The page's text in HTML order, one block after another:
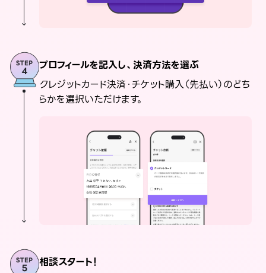
プロフィールを記入し、決済方法を選ぶ
クレジットカード決済・チケット購入（先払い）のどち
らかを選択いただけます。
相談スタート！